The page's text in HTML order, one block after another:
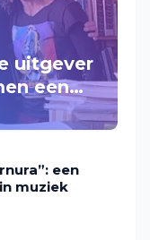
uitgever
een
een
muziek